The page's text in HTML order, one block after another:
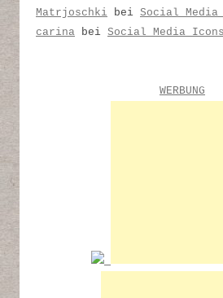
Matrjoschki bei Social Media
carina bei Social Media Icons
WERBUNG